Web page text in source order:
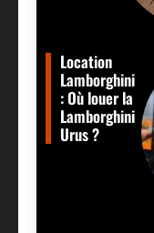
Location
Lamborghini
: Où louer la
Lamborghini
Urus ?